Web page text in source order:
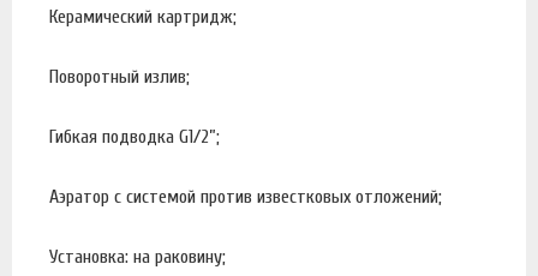
Керамический картридж;
Поворотный излив;
Гибкая подводка G1/2”;
Аэратор с системой против известковых отложений;
Установка: на раковину;